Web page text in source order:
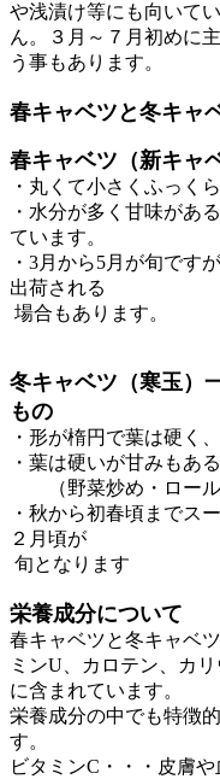
や浅漬け等にも向いて
ん。３月～７月初めに
う事もあります。
春キャベツと冬キャ
春キャベツ（新キャ
・丸くて小さくふっく
・水分が多く甘味があ
ています。
・3月から5月が旬です
出荷される
場合もあります。
冬キャベツ（寒玉）
もの
・形が楕円で葉は硬く
・葉は硬いが甘みもあ
（野菜炒め・ロール
・秋から初春頃までス
２月頃が
旬となります
栄養成分について
春キャベツと冬キャベ
ミンU、カロテン、カ
に含まれています。
栄養成分の中でも特徴
す。
ビタミンC・・・皮膚